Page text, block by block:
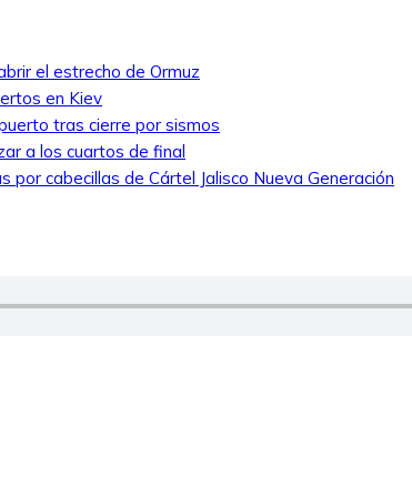
el estrecho de Ormuz
en Kiev
tras cierre por sismos
a los cuartos de final
por cabecillas de Cártel Jalisco Nueva Generación